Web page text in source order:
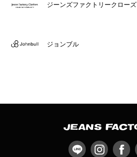
ジーンズファクトリークローズ
ジョンブル